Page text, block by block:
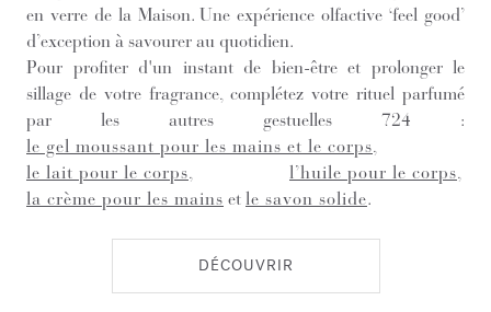
en verre de la Maison. Une expérience olfactive ‘feel good’
d’exception à savourer au quotidien.
Pour profiter d'un instant de bien-être et prolonger le
sillage de votre fragrance, complétez votre rituel parfumé
par les autres gestuelles 724 :
le gel moussant pour les mains et le corps
le lait pour le corps
l’huile pour le corps
la crème pour les mains et le savon solide.
DÉCOUVRIR